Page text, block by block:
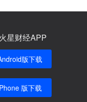
星财经APP
版下载
版下载